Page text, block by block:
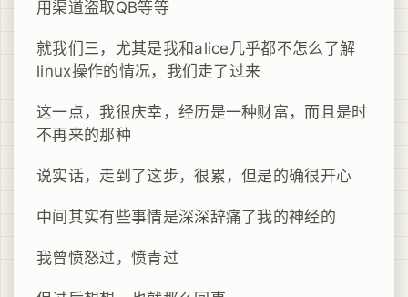
用渠道盗取QB等等
就我们三，尤其是我和alice几乎都不怎么了解
linux操作的情况，我们走了过来
这一点，我很庆幸，经历是一种财富，而且是时
不再来的那种
说实话，走到了这步，很累，但是的确很开心
中间其实有些事情是深深辞痛了我的神经的
我曾愤怒过，愤青过